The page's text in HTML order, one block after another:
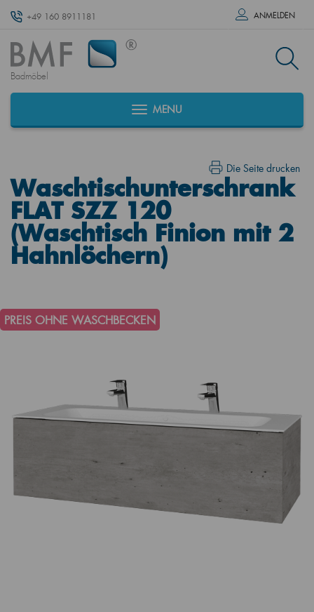
+49 160 8911181 ANMELDEN
Badmöbel
MENU
Die Seite drucken
Waschtischunterschrank
FLAT SZZ 120
(Waschtisch Finion mit 2
Hahnlöchern)
PREIS OHNE WASCHBECKEN